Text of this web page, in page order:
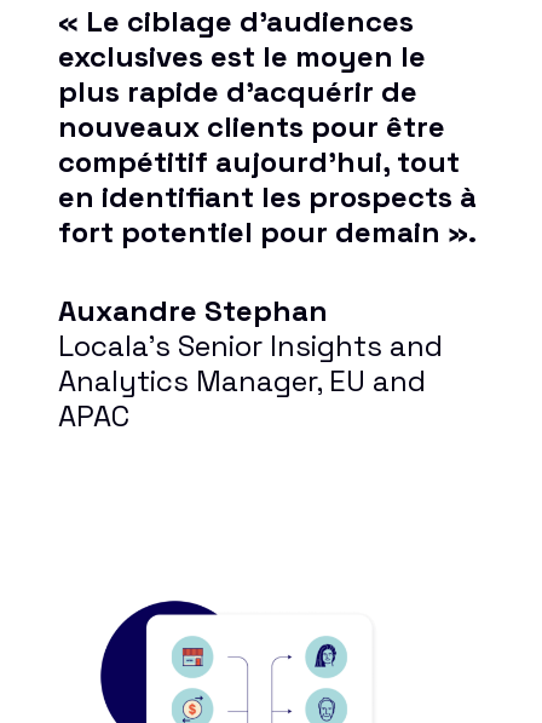
« Le ciblage d’audiences
exclusives est le moyen le
plus rapide d’acquérir de
nouveaux clients pour être
compétitif aujourd’hui, tout
en identifiant les prospects à
fort potentiel pour demain ».
Auxandre Stephan
Locala’s Senior Insights and
Analytics Manager, EU and
APAC